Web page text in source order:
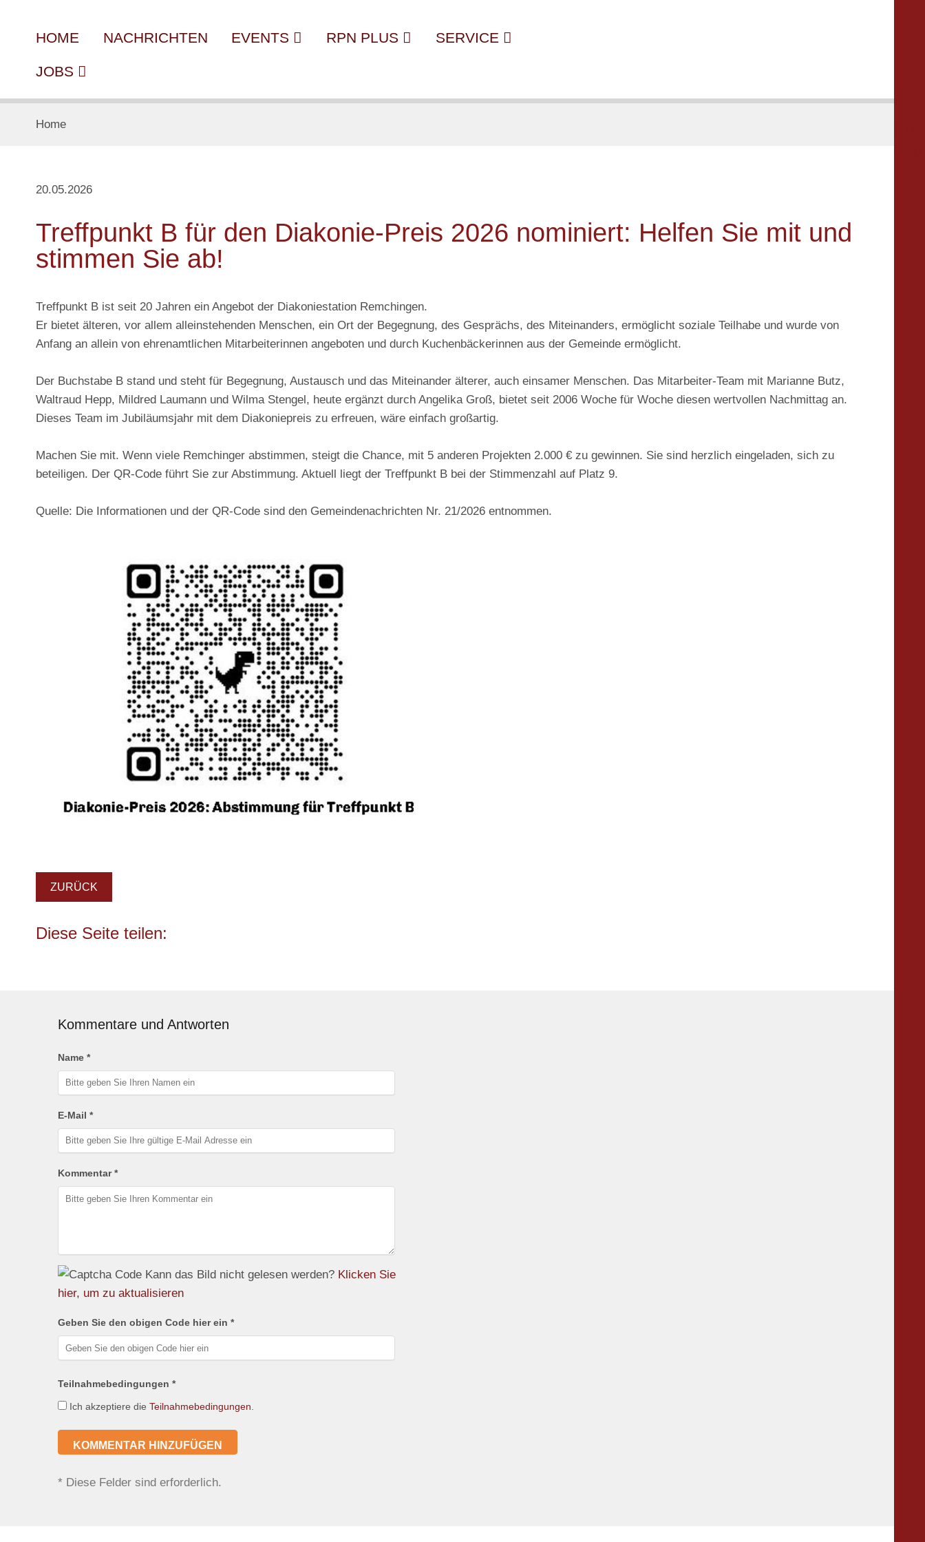
HOME NACHRICHTEN EVENTS RPN PLUS SERVICE
JOBS
Home
20.05.2026
Treffpunkt B für den Diakonie-Preis 2026 nominiert: Helfen Sie mit und
stimmen Sie ab!
Treffpunkt B ist seit 20 Jahren ein Angebot der Diakoniestation Remchingen.
Er bietet älteren, vor allem alleinstehenden Menschen, ein Ort der Begegnung, des Gesprächs, des Miteinanders, ermöglicht soziale Teilhabe und wurde von
Anfang an allein von ehrenamtlichen Mitarbeiterinnen angeboten und durch Kuchenbäckerinnen aus der Gemeinde ermöglicht.
Der Buchstabe B stand und steht für Begegnung, Austausch und das Miteinander älterer, auch einsamer Menschen. Das Mitarbeiter-Team mit Marianne Butz,
Waltraud Hepp, Mildred Laumann und Wilma Stengel, heute ergänzt durch Angelika Groß, bietet seit 2006 Woche für Woche diesen wertvollen Nachmittag an.
Dieses Team im Jubiläumsjahr mit dem Diakoniepreis zu erfreuen, wäre einfach großartig.
Machen Sie mit. Wenn viele Remchinger abstimmen, steigt die Chance, mit 5 anderen Projekten 2.000 € zu gewinnen. Sie sind herzlich eingeladen, sich zu
beteiligen. Der QR-Code führt Sie zur Abstimmung. Aktuell liegt der Treffpunkt B bei der Stimmenzahl auf Platz 9.
Quelle: Die Informationen und der QR-Code sind den Gemeindenachrichten Nr. 21/2026 entnommen.
ZURÜCK
Kommentare und Antworten
Name *
E-Mail *
Kommentar *
Kann das Bild nicht gelesen werden? Klicken Sie
hier, um zu aktualisieren
Geben Sie den obigen Code hier ein *
Teilnahmebedingungen *
Ich akzeptiere die Teilnahmebedingungen.
* Diese Felder sind erforderlich.